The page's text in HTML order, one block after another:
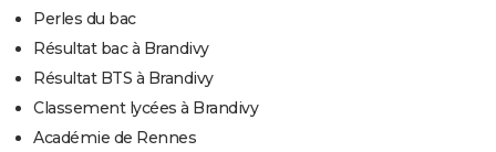
Perles du bac
Résultat bac à Brandivy
Résultat BTS à Brandivy
Classement lycées à Brandivy
Académie de Rennes